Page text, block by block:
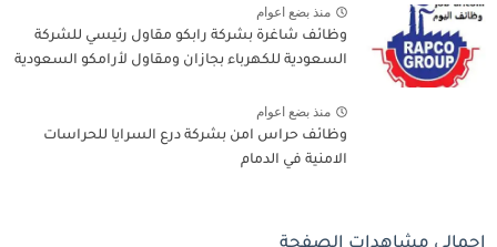
منذ بضع اعوام
وظائف شاغرة بشركة رابكو مقاول رئيسي للشركة
السعودية للكهرباء بجازان ومقاول لأرامكو السعودية
منذ بضع اعوام
وظائف حراس امن بشركة درع السرايا للحراسات
الامنية في الدمام